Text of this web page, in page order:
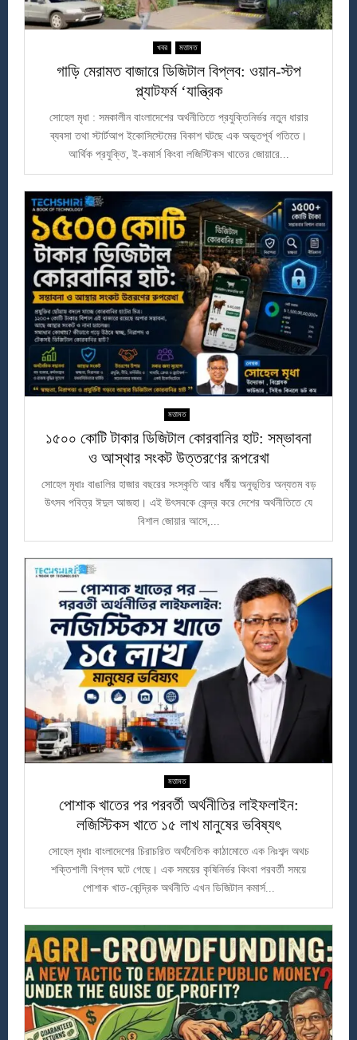
খবর মতামত
গাড়ি মেরামত বাজারে ডিজিটাল বিপ্লব: ওয়ান-স্টপ
প্ল্যাটফর্ম ‘যান্ত্রিক
সোহেল মৃধা : সমকালীন বাংলাদেশের অর্থনীতিতে প্রযুক্তিনির্ভর নতুন ধারার
ব্যবসা তথা স্টার্টআপ ইকোসিস্টেমের বিকাশ ঘটছে এক অভূতপূর্ব গতিতে।
আর্থিক প্রযুক্তি, ই-কমার্স কিংবা লজিস্টিকস খাতের জোয়ারে...
মতামত
১৫০০ কোটি টাকার ডিজিটাল কোরবানির হাট: সম্ভাবনা
ও আস্থার সংকট উত্তরণের রূপরেখা
সোহেল মৃধাঃ বাঙালির হাজার বছরের সংস্কৃতি আর ধর্মীয় অনুভূতির অন্যতম বড়
উৎসব পবিত্র ঈদুল আজহা। এই উৎসবকে কেন্দ্র করে দেশের অর্থনীতিতে যে
বিশাল জোয়ার আসে,...
মতামত
পোশাক খাতের পর পরবর্তী অর্থনীতির লাইফলাইন:
লজিস্টিকস খাতে ১৫ লাখ মানুষের ভবিষ্যৎ
সোহেল মৃধাঃ বাংলাদেশের চিরাচরিত অর্থনৈতিক কাঠামোতে এক নিঃশব্দ অথচ
শক্তিশালী বিপ্লব ঘটে গেছে। এক সময়ের কৃষিনির্ভর কিংবা পরবর্তী সময়ে
পোশাক খাত-কেন্দ্রিক অর্থনীতি এখন ডিজিটাল কমার্স...